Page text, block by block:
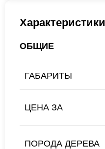
Характеристики
ОБЩИЕ
ГАБАРИТЫ
ЦЕНА ЗА
ПОРОДА ДЕРЕВА